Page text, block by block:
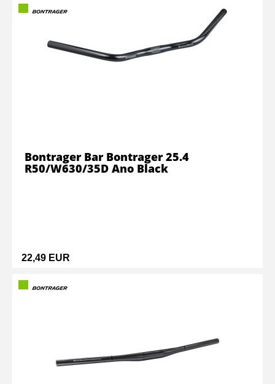
22,49 EUR
Bontrager Bar Bontrager 25.4
R50/W630/35D Ano Black